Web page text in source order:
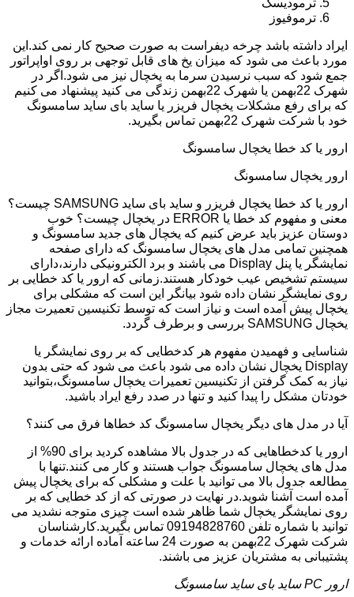
ترمودیسک
ترموفیوز
ایراد داشته باشد چرخه دیفراست به صورت صحیح کار نمی کند.این
مورد باعث می شود که میزان یخ های قابل توجهی بر روی اواپراتور
جمع شود که سبب نرسیدن سرما به یخچال نیز می شود.اگر در
شهرک 22بهمن یا شهرک 22بهمن زندگی می کنید پیشنهاد می کنیم
که برای رفع مشکلات یخچال فریزر یا ساید بای ساید سامسونگ
خود با شرکت شهرک 22بهمن تماس بگیرید.
ارور یا کد خطا یخچال سامسونگ
ارور یخچال سامسونگ
ارور یا کد خطا یخچال فریزر و ساید بای ساید SAMSUNG چیست؟
معنی و مفهوم کد خطا یا ERROR در یخچال چیست؟ خوب
دوستان عزیز باید عرض کنیم که یخچال های جدید سامسونگ و
همچنین تمامی مدل های یخچال سامسونگ که دارای صفحه
نمایشگر یا پنل Display می باشند و برد الکترونیکی دارند،دارای
سیستم تشخیص عیب خودکار هستند.زمانی که ارور یا کد خطایی بر
روی نمایشگر نشان داده شود بیانگر این است که مشکلی برای
یخچال پیش آمده است و نیاز است که توسط تکنیسین تعمیرت مجاز
یخچال SAMSUNG بررسی و برطرف گردد.
شناسایی و فهمیدن مفهوم هر کدخطایی که بر روی نمایشگر یا
Display یخچال نشان داده می شود باعث می شود که حتی بدون
نیاز به کمک گرفتن از تکنیسین تعمیرات یخچال سامسونگ،بتوانید
خودتان مشکل را پیدا کنید و تنها در صدد رفع ایراد باشید.
آیا در مدل های دیگر یخچال سامسونگ کد خطاها فرق می کنند؟
ارور یا کدخطاهایی که در جدول بالا مشاهده کردید برای 90% از
مدل های یخچال سامسونگ جواب هستند و کار می کنند.تنها با
مطالعه جدول بالا می توانید با علت و مشکلی که برای یخچال پیش
آمده است آشنا شوید.در نهایت در صورتی که از کد خطایی که بر
روی نمایشگر یخچال شما ظاهر شده است چیزی متوجه نشدید می
توانید با شماره تلفن 09194828760 تماس بگیرید.کارشناسان
شرکت شهرک 22بهمن به صورت 24 ساعته آماده ارائه خدمات و
پشتیبانی به مشتریان عزیز می باشند.
ارور PC ساید بای ساید سامسونگ